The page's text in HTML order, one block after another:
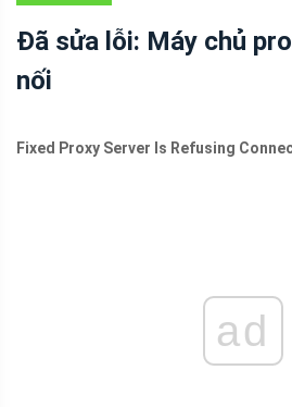
Đã sửa lỗi: Máy chủ
nối
Fixed Proxy Server Is Refusing
ad